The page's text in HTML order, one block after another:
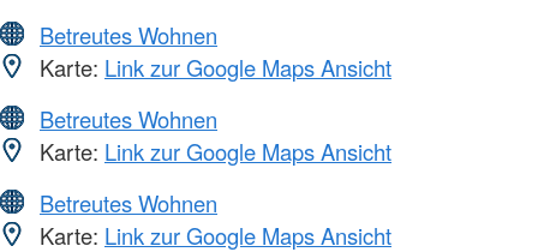
Betreutes Wohnen
Karte: Link zur Google Maps Ansicht
Betreutes Wohnen
Karte: Link zur Google Maps Ansicht
Betreutes Wohnen
Karte: Link zur Google Maps Ansicht